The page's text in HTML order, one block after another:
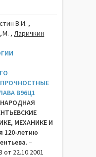
В.И. ,
,Ларичкин
В96Ц1
МЕХАНИКЕ И
120-летию
. –
от 22.10.2001